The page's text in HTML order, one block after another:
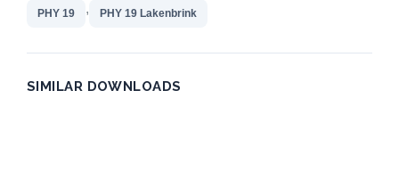
PHY 19 , PHY 19 Lakenbrink
SIMILAR DOWNLOADS